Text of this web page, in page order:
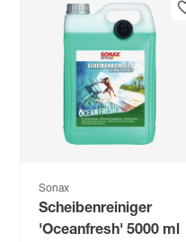
Sonax
Scheibenreiniger
'Oceanfresh' 5000 ml